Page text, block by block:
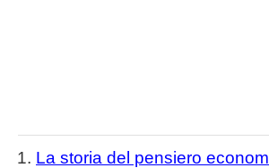
La storia del pensiero